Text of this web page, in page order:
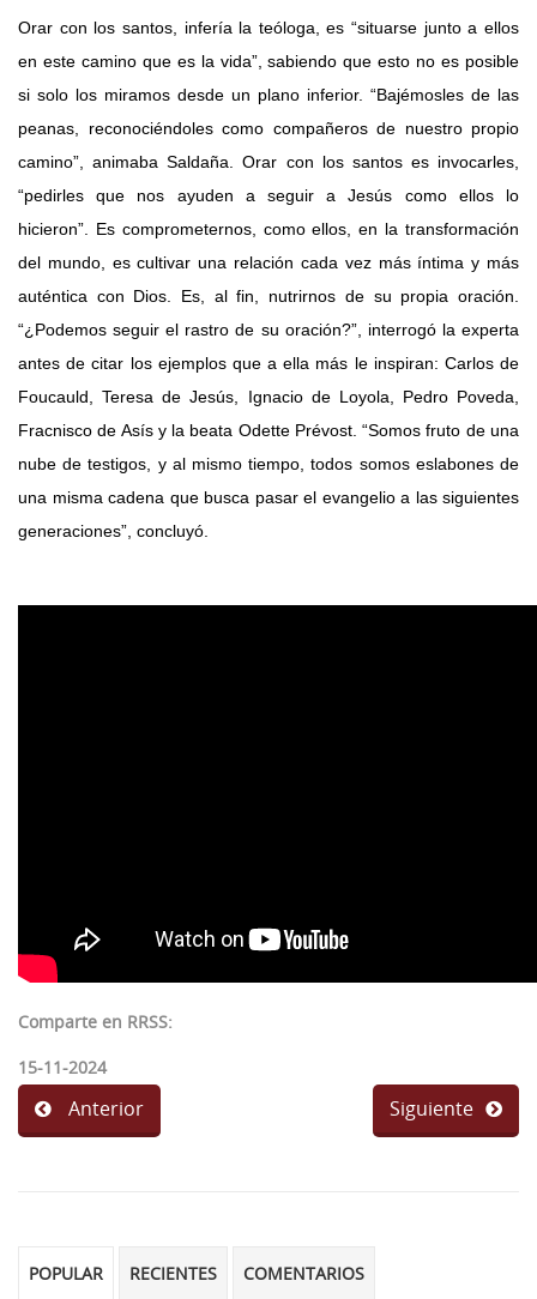
Orar con los santos, infería la teóloga, es “situarse junto a ellos
en este camino que es la vida”, sabiendo que esto no es posible
si solo los miramos desde un plano inferior. “Bajémosles de las
peanas, reconociéndoles como compañeros de nuestro propio
camino”, animaba Saldaña. Orar con los santos es invocarles,
“pedirles que nos ayuden a seguir a Jesús como ellos lo
hicieron”. Es comprometernos, como ellos, en la transformación
del mundo, es cultivar una relación cada vez más íntima y más
auténtica con Dios. Es, al fin, nutrirnos de su propia oración.
“¿Podemos seguir el rastro de su oración?”, interrogó la experta
antes de citar los ejemplos que a ella más le inspiran: Carlos de
Foucauld, Teresa de Jesús, Ignacio de Loyola, Pedro Poveda,
Fracnisco de Asís y la beata Odette Prévost. “Somos fruto de una
nube de testigos, y al mismo tiempo, todos somos eslabones de
una misma cadena que busca pasar el evangelio a las siguientes
generaciones”, concluyó.
Comparte en RRSS:
15-11-2024
Anterior Siguiente
POPULAR RECIENTES COMENTARIOS